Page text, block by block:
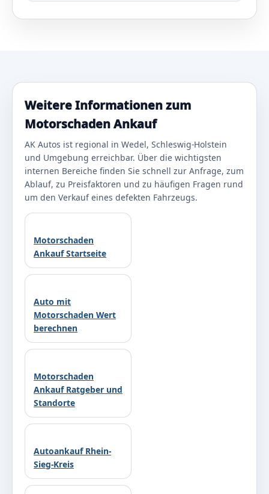
Weitere Informationen zum
Motorschaden Ankauf
AK Autos ist regional in Wedel, Schleswig-Holstein
und Umgebung erreichbar. Über die wichtigsten
internen Bereiche finden Sie schnell zur Anfrage, zum
Ablauf, zu Preisfaktoren und zu häufigen Fragen rund
um den Verkauf eines defekten Fahrzeugs.
Motorschaden
Ankauf Startseite
Auto mit
Motorschaden Wert
berechnen
Motorschaden
Ankauf Ratgeber und
Standorte
Autoankauf Rhein-
Sieg-Kreis